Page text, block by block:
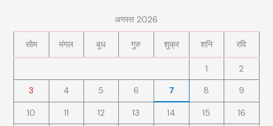
अगस्त 2026
सोम मंगल बुध गुरु शुक्र शनि रवि
1
2
3
4 5 6 7 8 9
10 11 12 13 14 15
16